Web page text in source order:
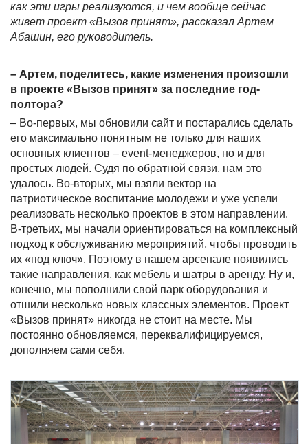
как эти игры реализуются, и чем вообще сейчас
живет проект «Вызов принят», рассказал Артем
Абашин, его руководитель.
– Артем, поделитесь, какие изменения произошли
в проекте «Вызов принят» за последние год-
полтора?
– Во-первых, мы обновили сайт и постарались сделать
его максимально понятным не только для наших
основных клиентов – event-менеджеров, но и для
простых людей. Судя по обратной связи, нам это
удалось. Во-вторых, мы взяли вектор на
патриотическое воспитание молодежи и уже успели
реализовать несколько проектов в этом направлении.
В-третьих, мы начали ориентироваться на комплексный
подход к обслуживанию мероприятий, чтобы проводить
их «под ключ». Поэтому в нашем арсенале появились
такие направления, как мебель и шатры в аренду. Ну и,
конечно, мы пополнили свой парк оборудования и
отшили несколько новых классных элементов. Проект
«Вызов принят» никогда не стоит на месте. Мы
постоянно обновляемся, переквалифицируемся,
дополняем сами себя.